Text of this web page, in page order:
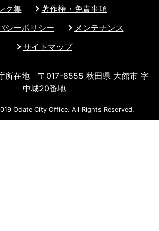
ク集
著作権・免責事項
シーポリシー
メンテナンス
サイトマップ
所在地 〒017-8555 秋田県 大館市 字
中城20番地
Odate City Office. All Rights Reserved.